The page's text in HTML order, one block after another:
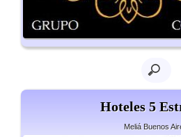
Hoteles 5
Meliá Buenos